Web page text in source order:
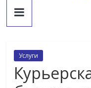
Услуги